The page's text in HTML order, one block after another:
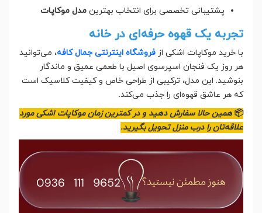
پشتیبانی تخصصی برای انتخاب بهترین مدل موکاپات
تجربه یک قهوه حرفه‌ای در خانه
با خرید موکاپات اشکی از فروشگاه اینترنتی جمال کافه، می‌توانید
هر روز یک فنجان اسپرسوی اصیل با طعمی عمیق و ماندگار
بنوشید. این مدل، ترکیبی از طراحی خاص و کیفیت کلاسیک است
که هر عاشق قهوه‌ای را جذب می‌کند.
📦 همین حالا سفارش دهید و در کمترین زمان موکاپات اشکی مورد
علاقه‌تان را درب منزل تحویل بگیرید.